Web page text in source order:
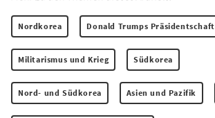
Nordkorea Donald Trumps Präsidentschaft
Militarismus und Krieg Südkorea
Nord- und Südkorea Asien und Pazifik